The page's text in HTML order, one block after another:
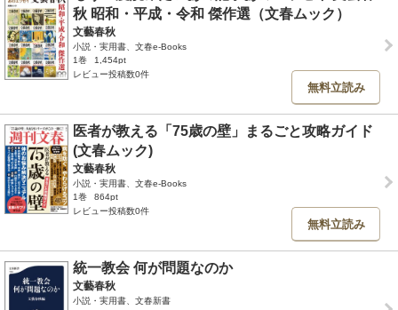
秋 昭和・平成・令和 傑作選（文春ムック）
文藝春秋
小説・実用書、文春e-Books
1巻
1,454pt
レビュー投稿数0件
無料立読み
医者が教える「75歳の壁」まるごと攻略ガイド
(文春ムック)
文藝春秋
小説・実用書、文春e-Books
1巻
864pt
レビュー投稿数0件
無料立読み
統一教会 何が問題なのか
文藝春秋
小説・実用書、文春新書